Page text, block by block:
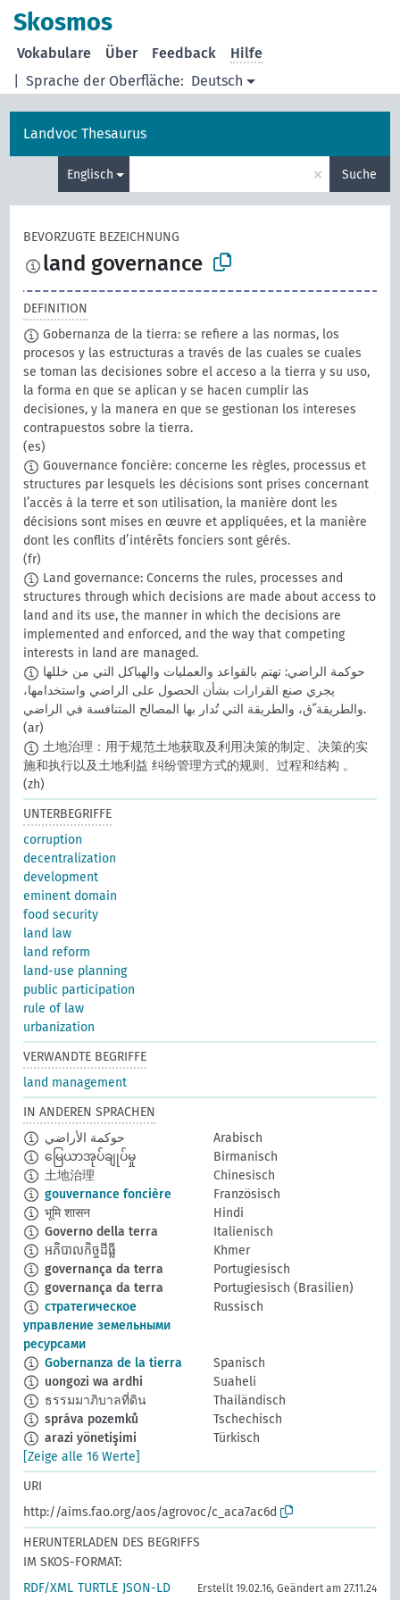
Skosmos
Sprache der Oberfläche: Deutsch
Vokabulare Über Feedback Hilfe
Landvoc Thesaurus
Englisch × Suche
BEVORZUGTE BEZEICHNUNG
land governance
DEFINITION
Gobernanza de la tierra: se refiere a las normas, los
procesos y las estructuras a través de las cuales se cuales
se toman las decisiones sobre el acceso a la tierra y su uso,
la forma en que se aplican y se hacen cumplir las
decisiones, y la manera en que se gestionan los intereses
contrapuestos sobre la tierra.
(es)
Gouvernance foncière: concerne les règles, processus et
structures par lesquels les décisions sont prises concernant
l’accès à la terre et son utilisation, la manière dont les
décisions sont mises en œuvre et appliquées, et la manière
dont les conflits d’intérêts fonciers sont gérés.
(fr)
Land governance: Concerns the rules, processes and
structures through which decisions are made about access to
land and its use, the manner in which the decisions are
implemented and enforced, and the way that competing
interests in land are managed.
يجري صنع القرارات بشأن الحصول على الراضي واستخدامها،
والطريقة ّق، والطريقة التي تُدار بها المصالح المتنافسة في الراضي.
(ar)
土地治理：用于规范土地获取及利用决策的制定、决策的实
施和执行以及土地利益 纠纷管理方式的规则、过程和结构 。
(zh)
UNTERBEGRIFFE
corruption
decentralization
development
eminent domain
food security
land law
land reform
land-use planning
public participation
rule of law
urbanization
VERWANDTE BEGRIFFE
land management
IN ANDEREN SPRACHEN
حوكمة الأراضي
Arabisch
မြေယာအုပ်ချုပ်မှု
Birmanisch
土地治理
Chinesisch
gouvernance foncière
Französisch
भूमि शासन
Hindi
Governo della terra
Italienisch
អភិបាលកិច្ចដីធ្លី
Khmer
governança da terra
Portugiesisch
governança da terra
Portugiesisch (Brasilien)
стратегическое
управление земельными
ресурсами
Russisch
Gobernanza de la tierra
Spanisch
uongozi wa ardhi
Suaheli
ธรรมมาภิบาลที่ดิน
Thailändisch
správa pozemků
Tschechisch
arazi yönetişimi
Türkisch
[Zeige alle 16 Werte]
URI
http://aims.fao.org/aos/agrovoc/c_aca7ac6d
HERUNTERLADEN DES BEGRIFFS
IM SKOS-FORMAT:
RDF/XML TURTLE JSON-LD Erstellt 19.02.16, Geändert am 27.11.24